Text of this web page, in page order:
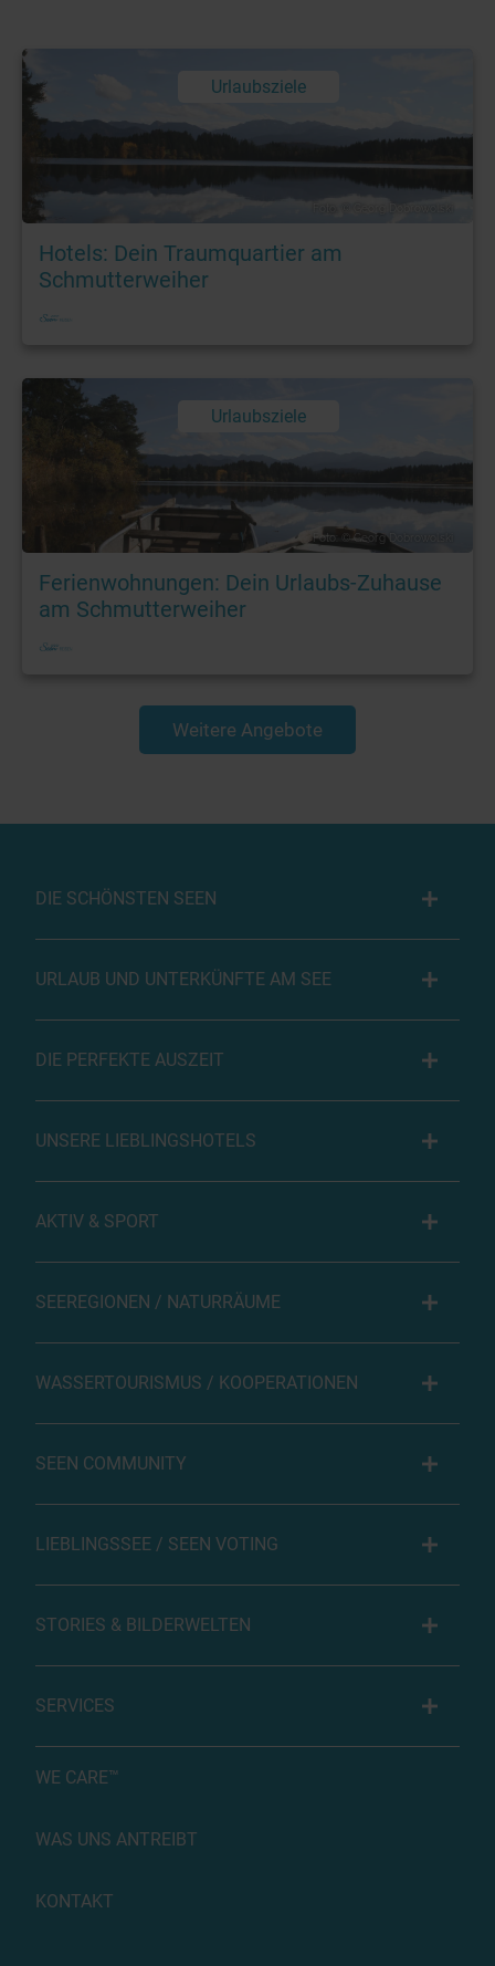
Urlaubsziele
Hotels: Dein Traumquartier am
Schmutterweiher
Urlaubsziele
Foto: © Georg Dobrowolski
Ferienwohnungen: Dein Urlaubs-Zuhause
am Schmutterweiher
Weitere Angebote
DIE SCHÖNSTEN SEEN
URLAUB UND UNTERKÜNFTE AM SEE
DIE PERFEKTE AUSZEIT
UNSERE LIEBLINGSHOTELS
AKTIV & SPORT
SEEREGIONEN / NATURRÄUME
WASSERTOURISMUS / KOOPERATIONEN
SEEN COMMUNITY
LIEBLINGSSEE / SEEN VOTING
STORIES & BILDERWELTEN
SERVICES
WE CARE™
WAS UNS ANTREIBT
KONTAKT